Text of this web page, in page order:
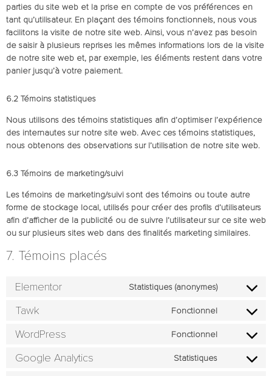
parties du site web et la prise en compte de vos préférences en
tant qu’utilisateur. En plaçant des témoins fonctionnels, nous vous
facilitons la visite de notre site web. Ainsi, vous n’avez pas besoin
de saisir à plusieurs reprises les mêmes informations lors de la visite
de notre site web et, par exemple, les éléments restent dans votre
panier jusqu’à votre paiement.
6.2 Témoins statistiques
Nous utilisons des témoins statistiques afin d’optimiser l’expérience
des internautes sur notre site web. Avec ces témoins statistiques,
nous obtenons des observations sur l’utilisation de notre site web.
6.3 Témoins de marketing/suivi
Les témoins de marketing/suivi sont des témoins ou toute autre
forme de stockage local, utilisés pour créer des profils d’utilisateurs
afin d’afficher de la publicité ou de suivre l’utilisateur sur ce site web
ou sur plusieurs sites web dans des finalités marketing similaires.
7. Témoins placés
Elementor Statistiques (anonymes)
Tawk Fonctionnel
WordPress Fonctionnel
Google Analytics Statistiques